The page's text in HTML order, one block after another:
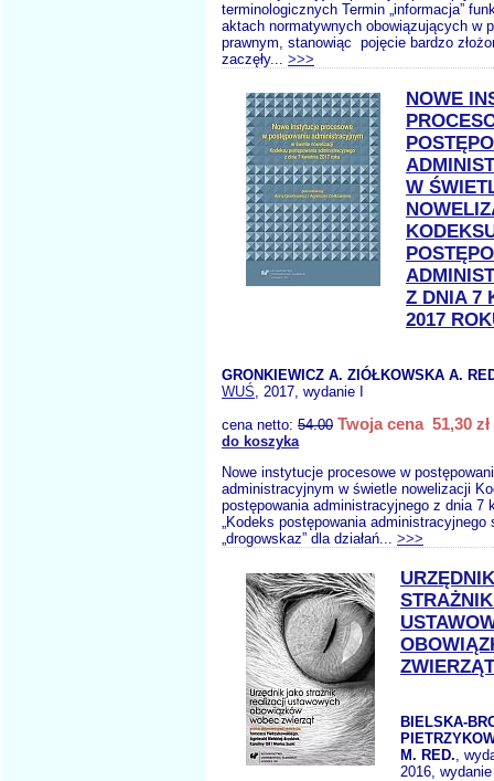
terminologicznych Termin „informacja”
aktach normatywnych obowiązujących w
prawnym, stanowiąc pojęcie bardzo
zaczęły... >>>
NOWE
W
Z DNIA 7
2017
GRONKIEWICZ A. ZIÓŁKOWSKA A.
WUŚ, 2017, wydanie I
cena netto: 54.00 Twoja cena 51,30 zł
do koszyka
Nowe instytucje procesowe w
administracyjnym w świetle nowelizacji
postępowania administracyjnego z dnia 7
„Kodeks postępowania administracyjnego
„drogowskaz” dla działań... >>>
ZWIERZĄT
BIELSKA-
M. RED.,
2016,